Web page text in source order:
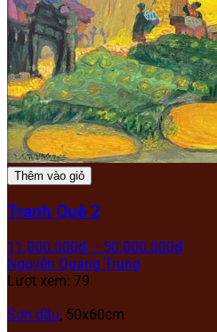
Thêm vào giỏ
Tranh Quê 2
11.000.000₫ – 50.000.000₫
Nguyễn Quang Trung
Lượt xem: 79
Sơn dầu, 50x60cm